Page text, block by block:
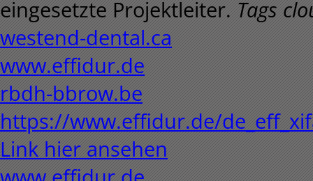
eingesetzte Projektleiter. Tags
westend-dental.ca
www.effidur.de
rbdh-bbrow.be
https://www.effidur.de/
Link hier ansehen